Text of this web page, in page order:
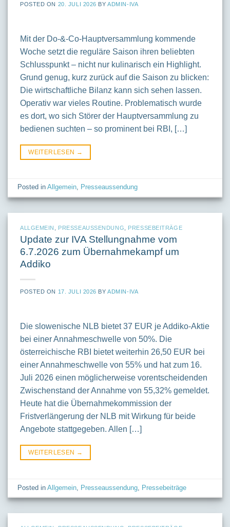
POSTED ON 20. JULI 2026 BYADMIN-IVA
Mit der Do-&-Co-Hauptversammlung kommende
Woche setzt die reguläre Saison ihren beliebten
Schlusspunkt – nicht nur kulinarisch ein Highlight.
Grund genug, kurz zurück auf die Saison zu blicken:
Die wirtschaftliche Bilanz kann sich sehen lassen.
Operativ war vieles Routine. Problematisch wurde
es dort, wo sich Störer der Hauptversammlung zu
bedienen suchten – so prominent bei RBI, […]
WEITERLESEN →
Posted inAllgemein Presseaussendung
ALLGEMEIN PRESSEAUSSENDUNG PRESSEBEITRÄGE
Update zur IVA Stellungnahme vom
6.7.2026 zum Übernahmekampf um
Addiko
POSTED ON 17. JULI 2026 BYADMIN-IVA
Die slowenische NLB bietet 37 EUR je Addiko-Aktie
bei einer Annahmeschwelle von 50%. Die
österreichische RBI bietet weiterhin 26,50 EUR bei
einer Annahmeschwelle von 55% und hat zum 16.
Juli 2026 einen möglicherweise vorentscheidenden
Zwischenstand der Annahme von 55,32% gemeldet.
Heute hat die Übernahmekommission der
Fristverlängerung der NLB mit Wirkung für beide
Angebote stattgegeben. Allen […]
WEITERLESEN →
Posted inAllgemein Presseaussendung Pressebeiträge